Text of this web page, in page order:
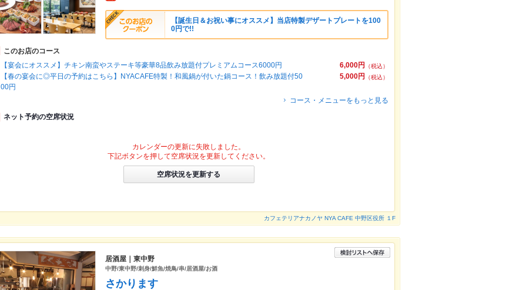
【誕生日＆お祝い事にオススメ】当店特製デザートプレートを100
0円で!!
このお店のコース
6,000円
（税込）
【宴会にオススメ】チキン南蛮やステーキ等豪華8品飲み放題付プレミアムコース6000円
5,000円
（税込）
【春の宴会に◎平日の予約はこちら】NYACAFE特製！和風鍋が付いた鍋コース！飲み放題付50
00円
コース・メニューをもっと見る
ネット予約の空席状況
カレンダーの更新に失敗しました。
下記ボタンを押して空席状況を更新してください。
空席状況を更新する
カフェテリアナカノヤ NYA CAFE 中野区役所 １F
居酒屋｜東中野
中野/東中野/刺身/鮮魚/焼鳥/串/居酒屋/お酒
さかります